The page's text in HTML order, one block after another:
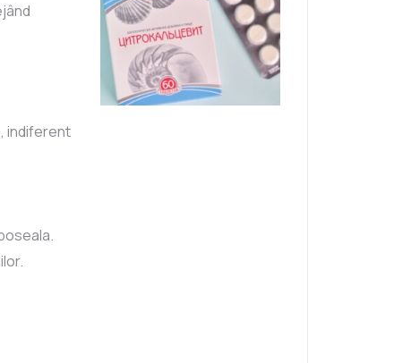
indiferent